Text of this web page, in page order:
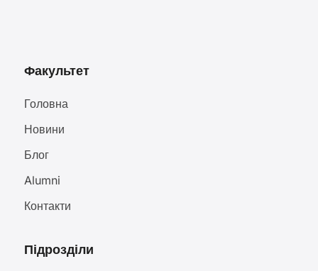
Факультет
Головна
Новини
Блог
Alumni
Контакти
Підрозділи